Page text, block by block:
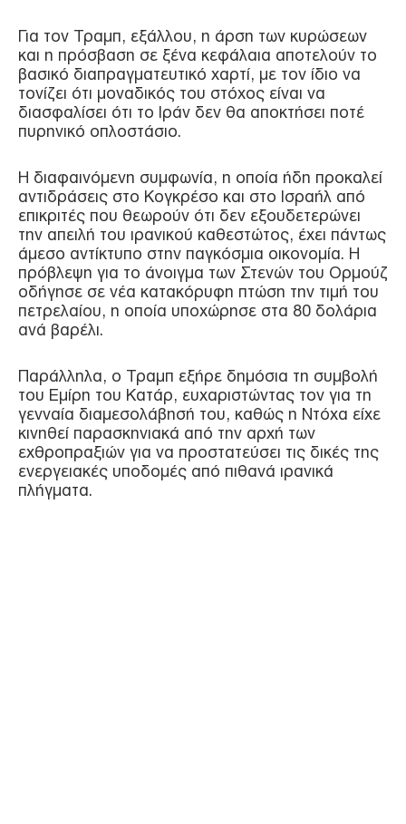
Για τον Τραμπ, εξάλλου, η άρση των κυρώσεων
και η πρόσβαση σε ξένα κεφάλαια αποτελούν το
βασικό διαπραγματευτικό χαρτί, με τον ίδιο να
τονίζει ότι μοναδικός του στόχος είναι να
διασφαλίσει ότι το Ιράν δεν θα αποκτήσει ποτέ
πυρηνικό οπλοστάσιο.
Η διαφαινόμενη συμφωνία, η οποία ήδη προκαλεί
αντιδράσεις στο Κογκρέσο και στο Ισραήλ από
επικριτές που θεωρούν ότι δεν εξουδετερώνει
την απειλή του ιρανικού καθεστώτος, έχει πάντως
άμεσο αντίκτυπο στην παγκόσμια οικονομία. Η
πρόβλεψη για το άνοιγμα των Στενών του Ορμούζ
οδήγησε σε νέα κατακόρυφη πτώση την τιμή του
πετρελαίου, η οποία υποχώρησε στα 80 δολάρια
ανά βαρέλι.
Παράλληλα, ο Τραμπ εξήρε δημόσια τη συμβολή
του Εμίρη του Κατάρ, ευχαριστώντας τον για τη
γενναία διαμεσολάβησή του, καθώς η Ντόχα είχε
κινηθεί παρασκηνιακά από την αρχή των
εχθροπραξιών για να προστατεύσει τις δικές της
ενεργειακές υποδομές από πιθανά ιρανικά
πλήγματα.